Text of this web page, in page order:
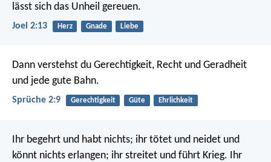
lässt sich das Unheil gereuen.
Joel 2:13 Herz Gnade Liebe
Dann verstehst du Gerechtigkeit, Recht und Geradheit
und jede gute Bahn.
Sprüche 2:9 Gerechtigkeit Güte Ehrlichkeit
Ihr begehrt und habt nichts; ihr tötet und neidet und
könnt nichts erlangen; ihr streitet und führt Krieg. Ihr